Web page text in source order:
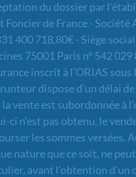
du dossier par
Foncier de France - Société
400 718,80€ - Siège
75001 Paris n° 542
inscrit à l’ORIAS sous
dispose d’un délai
vente est subordonnée à
ci n’est pas obtenu, le
les sommes versées.
nature que ce soit, ne
avant l’obtention d’un